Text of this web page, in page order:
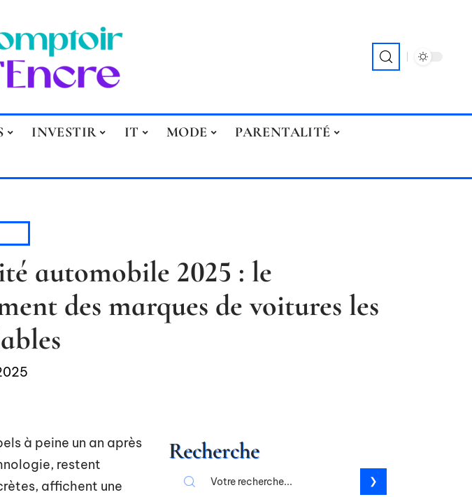
INVESTIR IT MODE
PARENTALITÉ
automobile 2025 : le
des marques de voitures les
à peine un an après
restent
affichent une
Recherche